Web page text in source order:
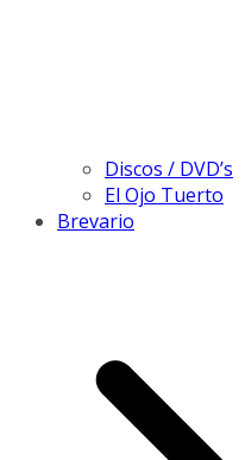
Discos / DVD’s
El Ojo Tuerto
Brevario